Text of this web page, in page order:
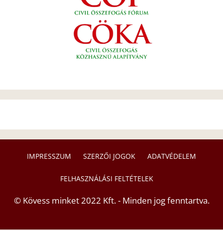
IMPRESSZUM SZERZŐI JOGOK ADATVÉDELEM
FELHASZNÁLÁSI FELTÉTELEK
© Kövess minket 2022 Kft. - Minden jog fenntartva.